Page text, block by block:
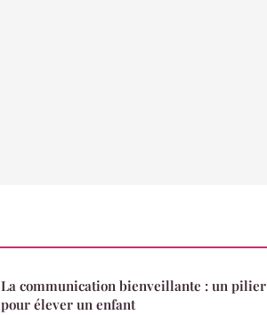
La communication bienveillante : un pilier
pour élever un enfant